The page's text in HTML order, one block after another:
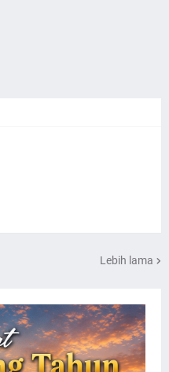
Lebih lama